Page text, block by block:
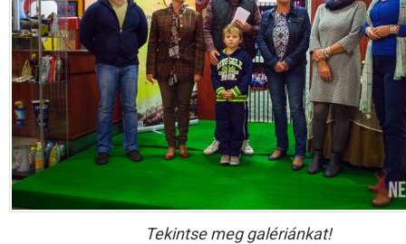
Tekintse meg galériánkat!